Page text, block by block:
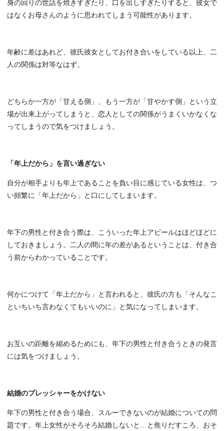
身の回りの世話を焼きすぎたり、口を出しすぎたりすると、彼女で
はなくお母さんのように思われてしまう可能性があります。
年齢に差はあれど、彼氏彼女としてお付き合いをしている以上、二
人の関係は対等なはず。
どちらか一方が「甘える側」、もう一方が「甘やかす側」という立
場が出来上がってしまうと、恋人としての関係がうまくいかなくな
ってしまうので気をつけましょう。
「年上だから」を言い過ぎない
自分が相手よりも年上であることを負い目に感じている女性は、つ
い頻繁に「年上だから」と口にしてしまいます。
年下の男性と付き合う際は、こういった年上アピールはほどほどに
しておきましょう。二人の間に年の差があるということは、付き合
う前からわかっていることです。
何かにつけて「年上だから」と言われると、彼氏の方も「そんなこ
といちいち言わなくてもいいのに」と気になってしまいます。
お互いの距離を縮めるためにも、年下の男性と付き合うときの発言
には気をつけましょう。
結婚のプレッシャーをかけない
年下の男性と付き合う場合、スルーできないのが結婚についての問
題です。年上女性がそろそろ結婚しないと…と焦りだすころ、おそ